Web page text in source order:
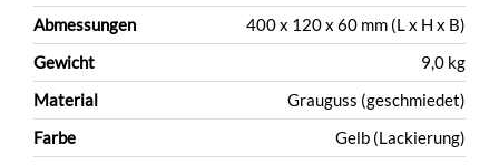
Abmessungen
400 x 120 x 60 mm (L x H x B)
Gewicht
9,0 kg
Material
Grauguss (geschmiedet)
Farbe
Gelb (Lackierung)